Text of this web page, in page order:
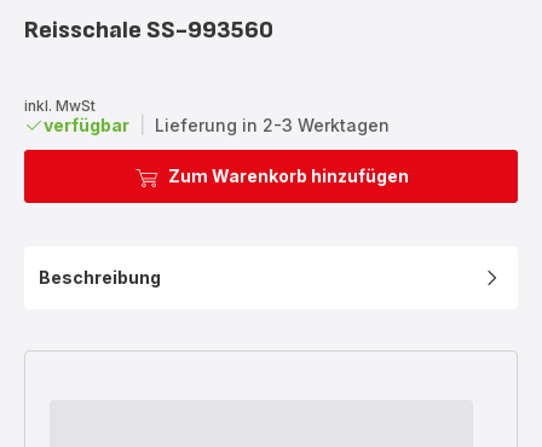
Reisschale SS-993560
inkl. MwSt
verfügbar Lieferung in 2-3 Werktagen
Zum Warenkorb hinzufügen
Beschreibung